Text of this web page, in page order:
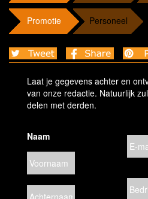
Promotie Personeel
Laat je gegevens achter en
van onze redactie. Natuurlijk
delen met derden.
Naam